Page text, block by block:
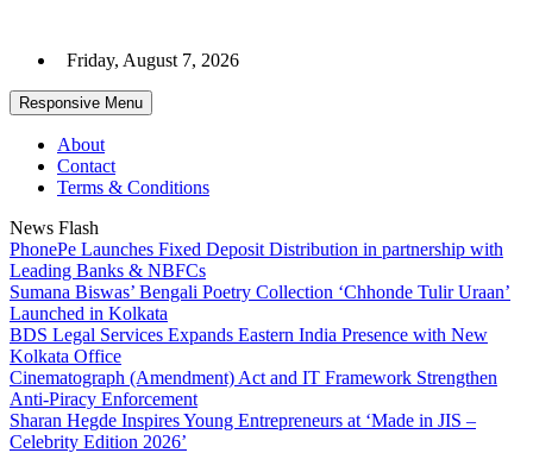
content
Friday, August 7, 2026
Responsive Menu
About
Contact
Terms & Conditions
News Flash
PhonePe Launches Fixed Deposit Distribution in partnership with
Leading Banks & NBFCs
Sumana Biswas’ Bengali Poetry Collection ‘Chhonde Tulir Uraan’
Launched in Kolkata
BDS Legal Services Expands Eastern India Presence with New
Kolkata Office
Cinematograph (Amendment) Act and IT Framework Strengthen
Anti-Piracy Enforcement
Sharan Hegde Inspires Young Entrepreneurs at ‘Made in JIS –
Celebrity Edition 2026’